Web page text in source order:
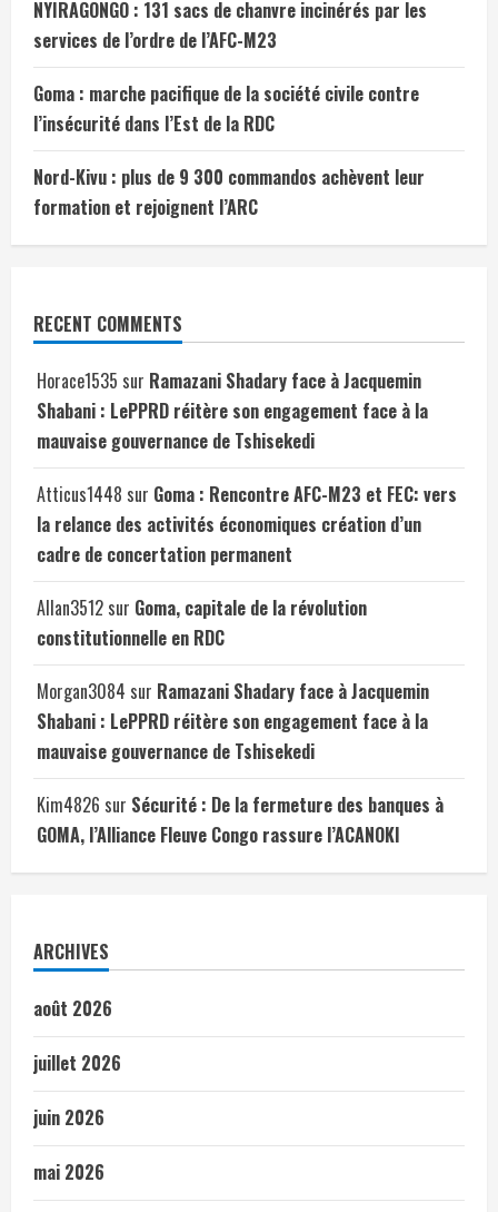
NYIRAGONGO : 131 sacs de chanvre incinérés par les
services de l’ordre de l’AFC-M23
Goma : marche pacifique de la société civile contre
l’insécurité dans l’Est de la RDC
Nord-Kivu : plus de 9 300 commandos achèvent leur
formation et rejoignent l’ARC
RECENT COMMENTS
Horace1535 sur Ramazani Shadary face à Jacquemin
Shabani : LePPRD réitère son engagement face à la
mauvaise gouvernance de Tshisekedi
Atticus1448 sur Goma : Rencontre AFC-M23 et FEC: vers
la relance des activités économiques création d’un
cadre de concertation permanent
Allan3512 sur Goma, capitale de la révolution
constitutionnelle en RDC
Morgan3084 sur Ramazani Shadary face à Jacquemin
Shabani : LePPRD réitère son engagement face à la
mauvaise gouvernance de Tshisekedi
Kim4826 sur Sécurité : De la fermeture des banques à
GOMA, l’Alliance Fleuve Congo rassure l’ACANOKI
ARCHIVES
août 2026
juillet 2026
juin 2026
mai 2026